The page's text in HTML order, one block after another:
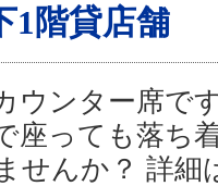
階貸店舗
ウンター席で
座っても落ち
せんか？ 詳細